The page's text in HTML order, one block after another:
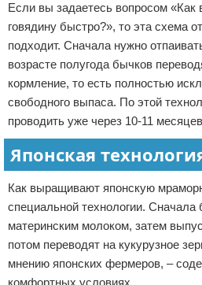
Если вы задаетесь вопросом
говядину быстро?», то эта схема
подходит. Сначала нужно
возрасте полугода бычков
кормление, то есть полностью
свободного выпаса. По этой
проводить уже через 10-11
Японская
Как выращивают японскую
специальной технологии. Сначала
материнским молоком, затем
потом переводят на кукурузное
мнению японских фермеров, –
комфортных условиях.